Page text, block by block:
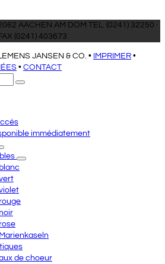
AACHEN AM DOM TEL. (0241) 32250 ·
(0241) 403673
JANSEN & CO. • IMPRIMER •
• CONTACT
Envoyer
immédiatement
blanc
Marienkaseln
de choeur